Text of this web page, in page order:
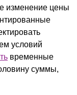
изменение цены
условий
временные
суммы,